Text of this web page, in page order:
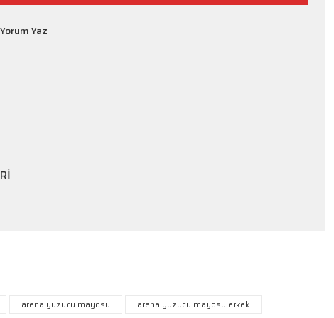
Yorum Yaz
arena yüzücü mayosu
arena yüzücü mayosu erkek